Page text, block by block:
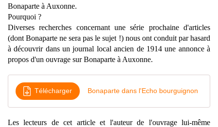
Bonaparte à Auxonne.
Pourquoi ?
Diverses recherches concernant une série prochaine d'articles
(dont Bonaparte ne sera pas le sujet !) nous ont conduit par hasard
à découvrir dans un journal local ancien de 1914 une annonce à
propos d'un ouvrage sur Bonaparte à Auxonne.
Télécharger Bonaparte dans l'Echo bourguignon
Les lecteurs de cet article et l'auteur de l'ouvrage lui-même